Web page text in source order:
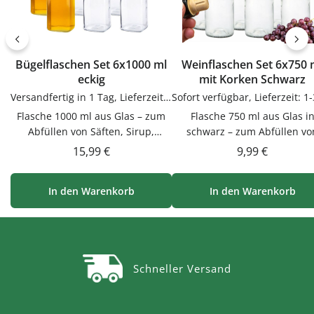
Bügelflaschen Set 6x1000 ml
eckig
Versandfertig in 1 Tag, Lieferzeit 1-3 Tage
Flasche 1000 ml aus Glas – zum
Abfüllen von Säften, Sirup,
Likören & ÖlenDieser Flasche
von Säften, Sirup, Likören & Ölen.
Hochwertig verarbeitet und für
den täglichen Gebrauch
reinigen und beliebig
wiederbefüllbar.Produktdetails
auf einen BlickFüllmenge: ca.
Regulärer Preis:
15,99 €
In den Warenkorb
Weinflaschen Set 6x750
mit Korken Schwarz
Flasche 750 ml aus Glas in
schwarz – zum Abfüllen
Säften, Sirup, Likören &
schwarz aus Glas ist zum
von Säften, Sirup, Likören &
Hochwertig verarbeitet und
natürlich und dekorativ –
Regulärer
9,99 €
In den Warenkorb
Schneller Versand